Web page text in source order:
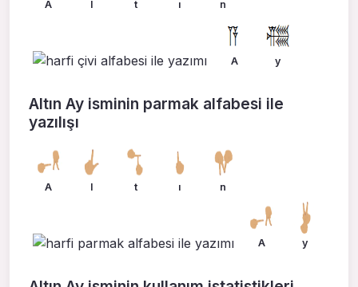
A l t ı n
A y
Altın Ay isminin parmak alfabesi ile
yazılışı
A l t ı n
A y